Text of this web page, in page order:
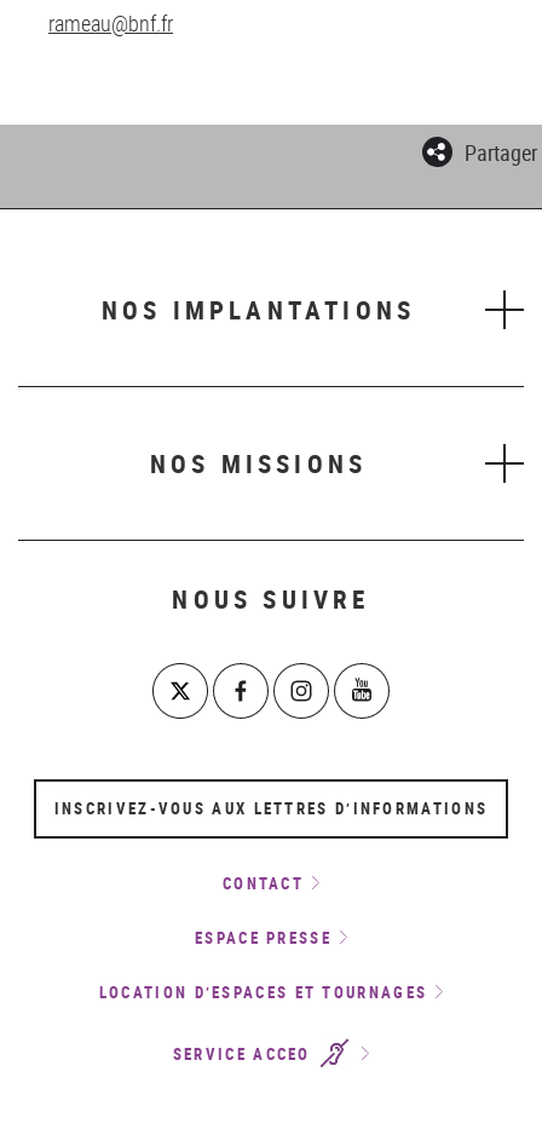
rameau@bnf.fr
Partager
NOS IMPLANTATIONS
NOS MISSIONS
NOUS SUIVRE
INSCRIVEZ-VOUS AUX LETTRES D’INFORMATIONS
CONTACT
ESPACE PRESSE
LOCATION D’ESPACES ET TOURNAGES
SERVICE ACCEO